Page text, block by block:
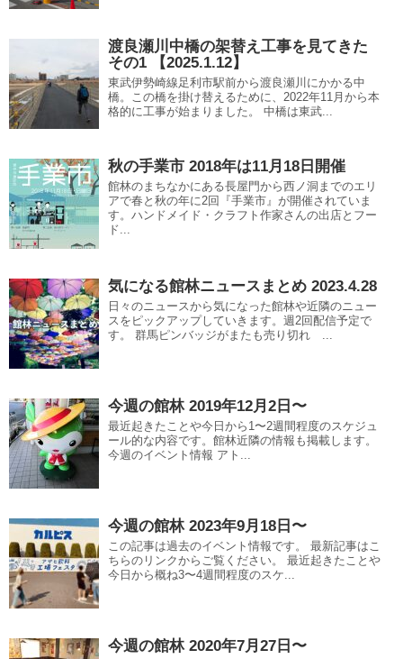
渡良瀬川中橋の架替え工事を見てきた
その1 【2025.1.12】
東武伊勢崎線足利市駅前から渡良瀬川にかかる中
橋。この橋を掛け替えるために、2022年11月から本
格的に工事が始まりました。 中橋は東武...
秋の手業市 2018年は11月18日開催
館林のまちなかにある長屋門から西ノ洞までのエリ
アで春と秋の年に2回『手業市』が開催されていま
す。ハンドメイド・クラフト作家さんの出店とフー
ド...
気になる館林ニュースまとめ 2023.4.28
日々のニュースから気になった館林や近隣のニュー
スをピックアップしていきます。週2回配信予定で
す。 群馬ピンバッジがまたも売り切れ ...
今週の館林 2019年12月2日〜
最近起きたことや今日から1〜2週間程度のスケジュ
ール的な内容です。館林近隣の情報も掲載します。
今週のイベント情報 アト...
今週の館林 2023年9月18日〜
この記事は過去のイベント情報です。 最新記事はこ
ちらのリンクからご覧ください。 最近起きたことや
今日から概ね3〜4週間程度のスケ...
今週の館林 2020年7月27日〜